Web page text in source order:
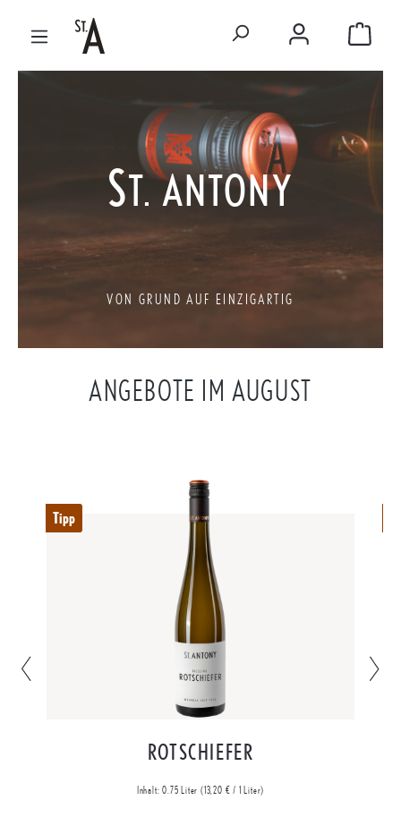
Zum Hauptinhalt springen
ST. ANTONY
VON GRUND AUF EINZIGARTIG
Produktgalerie überspringen
ANGEBOTE IM AUGUST
Tipp
ROTSCHIEFER
Inhalt:0.75 Liter (13,20 € / 1 Liter)